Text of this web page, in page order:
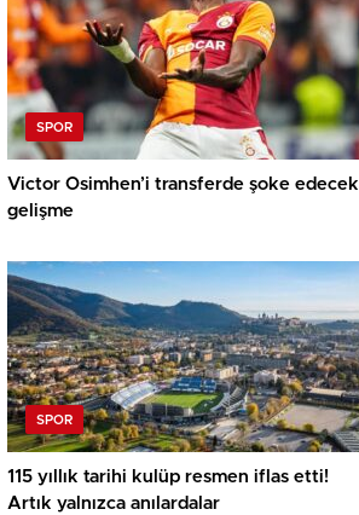
SPOR
Victor Osimhen’i transferde şoke edecek
gelişme
SPOR
115 yıllık tarihi kulüp resmen iflas etti!
Artık yalnızca anılardalar